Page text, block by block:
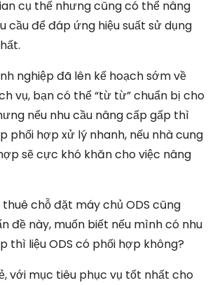
cụ thế nhưng cũng có thể nâng
cầu để đáp ứng hiệu suất sử dụng
nghiệp đã lên kế hoạch sớm về
vụ, bạn có thể “từ từ” chuẩn bị cho
nếu nhu cầu nâng cấp gấp thì
phối hợp xử lý nhanh, nếu nhà cung
sẽ cực khó khăn cho việc nâng
chỗ đặt máy chủ ODS cũng
đề này, muốn biết nếu mình có nhu
thì liệu ODS có phối hợp không?
với mục tiêu phục vụ tốt nhất cho